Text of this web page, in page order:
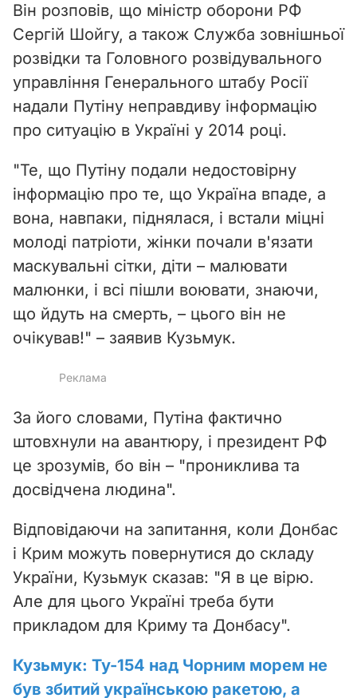
V
i
d
e
o
Він розповів, що міністр оборони РФ
Сергій Шойгу, а також Служба зовнішньої
розвідки та Головного розвідувального
управління Генерального штабу Росії
надали Путіну неправдиву інформацію
про ситуацію в Україні у 2014 році.
"Те, що Путіну подали недостовірну
інформацію про те, що Україна впаде, а
вона, навпаки, піднялася, і встали міцні
молоді патріоти, жінки почали в'язати
маскувальні сітки, діти – малювати
малюнки, і всі пішли воювати, знаючи,
що йдуть на смерть, – цього він не
очікував!" – заявив Кузьмук.
За його словами, Путіна фактично
штовхнули на авантюру, і президент РФ
це зрозумів, бо він – "прониклива та
досвідчена людина".
Відповідаючи на запитання, коли Донбас
і Крим можуть повернутися до складу
України, Кузьмук сказав: "Я в це вірю.
Але для цього Україні треба бути
прикладом для Криму та Донбасу".
Кузьмук: Ту-154 над Чорним морем не
був збитий українською ракетою, а